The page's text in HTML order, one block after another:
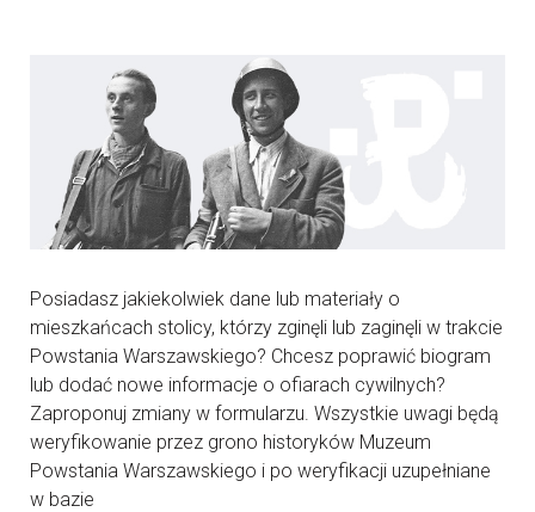
Posiadasz jakiekolwiek dane lub materiały o
mieszkańcach stolicy, którzy zginęli lub zaginęli w trakcie
Powstania Warszawskiego? Chcesz poprawić biogram
lub dodać nowe informacje o ofiarach cywilnych?
Zaproponuj zmiany w formularzu. Wszystkie uwagi będą
weryfikowanie przez grono historyków Muzeum
Powstania Warszawskiego i po weryfikacji uzupełniane
w bazie